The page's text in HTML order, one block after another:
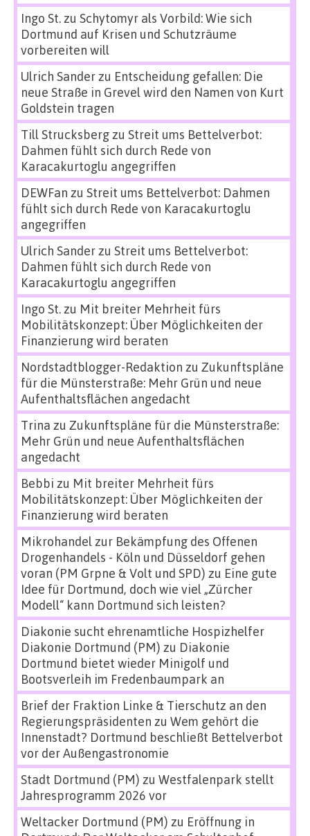
Ingo St.zu Schytomyr als Vorbild: Wie sich
Dortmund auf Krisen und Schutzräume
vorbereiten will
Ulrich Sanderzu Entscheidung gefallen: Die
neue Straße in Grevel wird den Namen von Kurt
Goldstein tragen
Till Strucksbergzu Streit ums Bettelverbot:
Dahmen fühlt sich durch Rede von
Karacakurtoglu angegriffen
DEWFan zu Streit ums Bettelverbot: Dahmen
fühlt sich durch Rede von Karacakurtoglu
angegriffen
Ulrich Sanderzu Streit ums Bettelverbot:
Dahmen fühlt sich durch Rede von
Karacakurtoglu angegriffen
Ingo St.zu Mit breiter Mehrheit fürs
Mobilitätskonzept: Über Möglichkeiten der
Finanzierung wird beraten
Nordstadtblogger-Redaktion zu Zukunftspläne
für die Münsterstraße: Mehr Grün und neue
Aufenthaltsflächen angedacht
Trina zu Zukunftspläne für die Münsterstraße:
Mehr Grün und neue Aufenthaltsflächen
angedacht
Bebbi zu Mit breiter Mehrheit fürs
Mobilitätskonzept: Über Möglichkeiten der
Finanzierung wird beraten
Mikrohandel zur Bekämpfung des Offenen
Drogenhandels - Köln und Düsseldorf gehen
voran (PM Grpne & Volt und SPD) zu Eine gute
Idee für Dortmund, doch wie viel „Zürcher
Modell“ kann Dortmund sich leisten?
Diakonie sucht ehrenamtliche Hospizhelfer
Diakonie Dortmund (PM) zu Diakonie
Dortmund bietet wieder Minigolf und
Bootsverleih im Fredenbaumpark an
Brief der Fraktion Linke & Tierschutz an den
Regierungspräsidenten zu Wem gehört die
Innenstadt? Dortmund beschließt Bettelverbot
vor der Außengastronomie
Stadt Dortmund (PM) zu Westfalenpark stellt
Jahresprogramm 2026 vor
Weltacker Dortmund (PM) zu Eröffnung in